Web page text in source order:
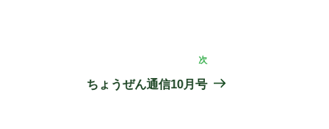
次
の
次
ちょうぜん通信10月号